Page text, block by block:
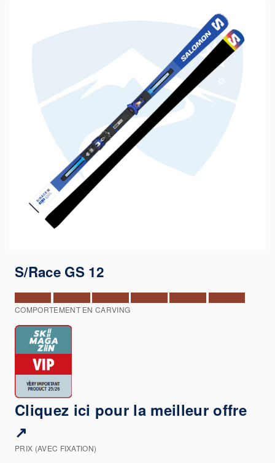
S/Race GS 12
COMPORTEMENT EN CARVING
Cliquez ici pour la meilleur offre
↗
PRIX (AVEC FIXATION)